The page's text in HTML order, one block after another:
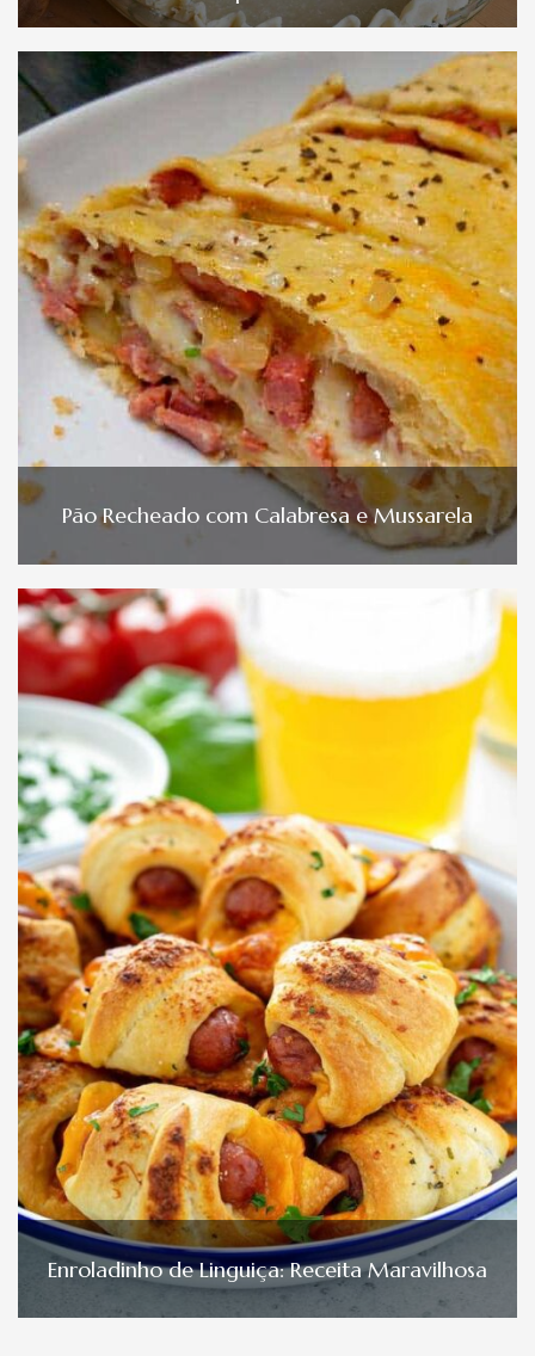
Pão Recheado com Calabresa e Mussarela
Enroladinho de Linguiça: Receita Maravilhosa